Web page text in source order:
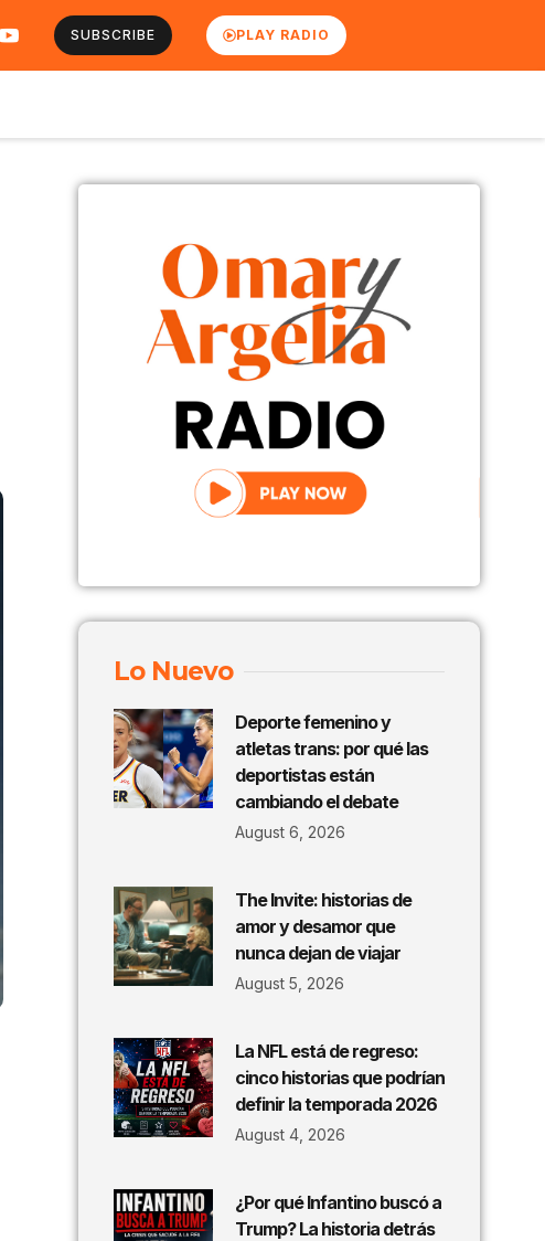
SUBSCRIBE PLAY RADIO
Lo Nuevo
Deporte femenino y
atletas trans: por qué las
deportistas están
cambiando el debate
August 6, 2026
The Invite: historias de
amor y desamor que
nunca dejan de viajar
August 5, 2026
La NFL está de regreso:
cinco historias que podrían
definir la temporada 2026
August 4, 2026
¿Por qué Infantino buscó a
Trump? La historia detrás